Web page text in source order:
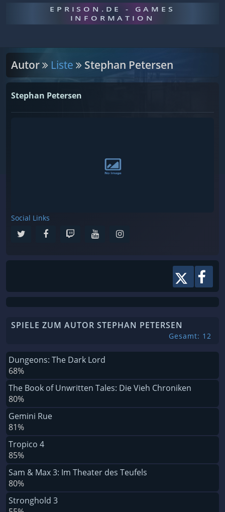
EPRISON.DE - GAMES
INFORMATION
Autor Liste Stephan Petersen
Stephan Petersen
Social Links
SPIELE ZUM AUTOR STEPHAN PETERSEN
Gesamt: 12
Dungeons: The Dark Lord
68%
The Book of Unwritten Tales: Die Vieh Chroniken
80%
Gemini Rue
81%
Tropico 4
85%
Sam & Max 3: Im Theater des Teufels
80%
Stronghold 3